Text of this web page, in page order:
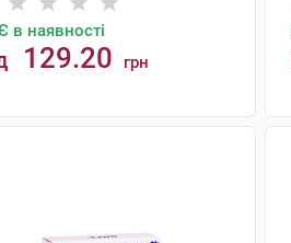
в наявності
129.20 грн